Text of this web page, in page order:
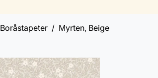
Boråstapeter Myrten, Beige